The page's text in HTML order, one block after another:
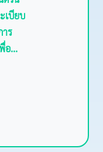
เบียบ
ร
อ...